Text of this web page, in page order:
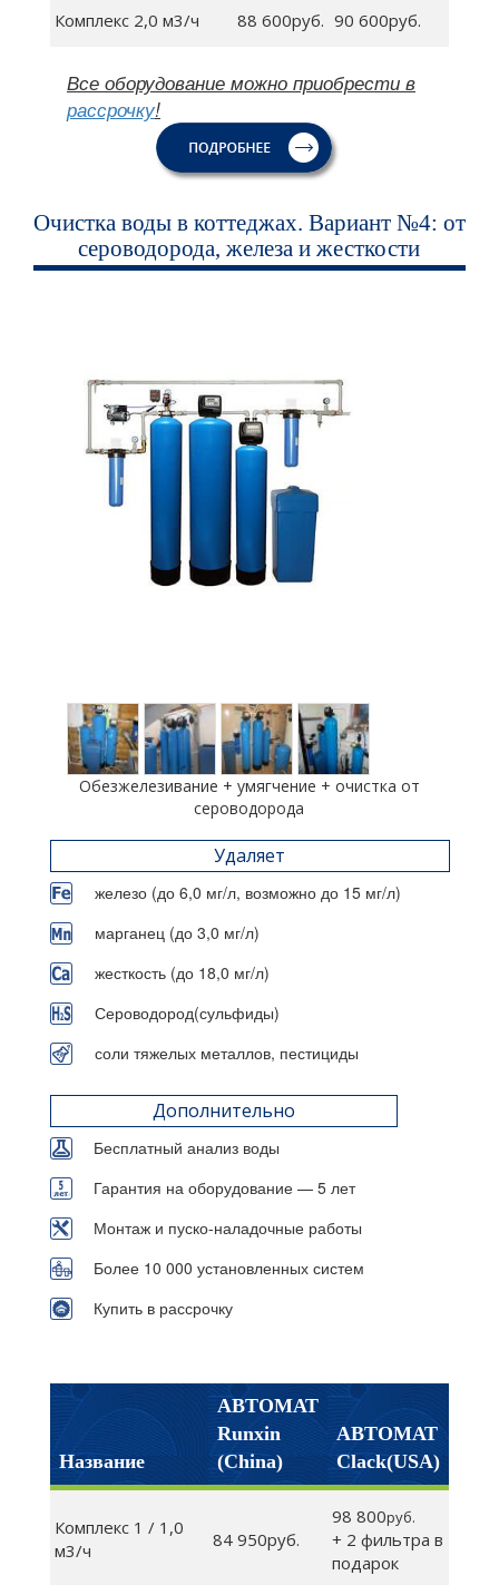
Комплекс 2,0 м3/ч 88 600руб. 90 600руб.
Все оборудование можно приобрести в
рассрочку!
Очистка воды в коттеджах. Вариант №4: от
сероводорода, железа и жесткости
Обезжелезивание + умягчение + очистка от
сероводорода
Удаляет
железо (до 6,0 мг/л, возможно до 15 мг/л)
марганец (до 3,0 мг/л)
жесткость (до 18,0 мг/л)
Сероводород(сульфиды)
соли тяжелых металлов, пестициды
Дополнительно
Бесплатный анализ воды
Гарантия на оборудование — 5 лет
Монтаж и пуско-наладочные работы
Более 10 000 установленных систем
Купить в рассрочку
Название
АВТОМАТ
Runxin
(China)
АВТОМАТ
Clack(USA)
Комплекс 1 / 1,0
м3/ч
84 950руб.
98 800руб.
+ 2 фильтра в
подарок